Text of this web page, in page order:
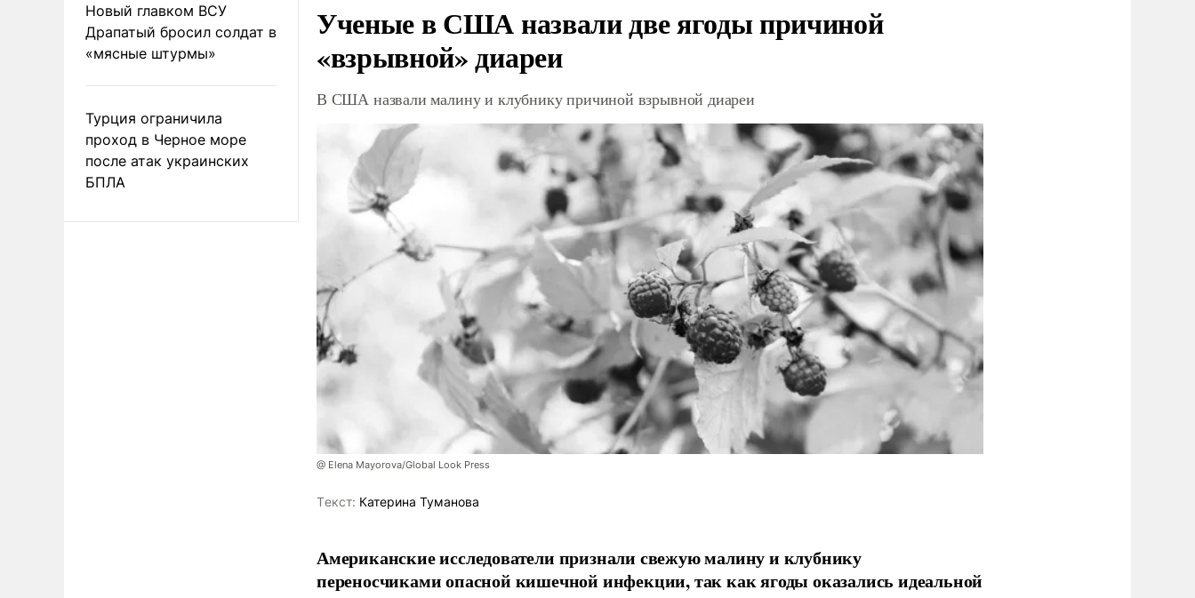
Новый главком ВСУ
Драпатый бросил солдат в
«мясные штурмы»
Турция ограничила
проход в Черное море
после атак украинских
БПЛА
Ученые в США назвали две ягоды причиной
«взрывной» диареи
В США назвали малину и клубнику причиной взрывной диареи
@ Elena Mayorova/Global Look Press
Tекст: Катерина Туманова
Американские исследователи признали свежую малину и клубнику
переносчиками опасной кишечной инфекции, так как ягоды оказались идеальной